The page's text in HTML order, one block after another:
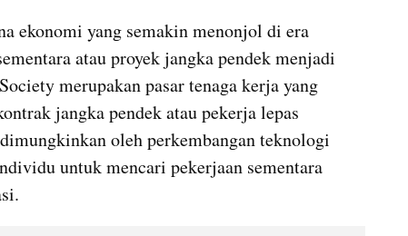
ekonomi yang semakin menonjol di era
atau proyek jangka pendek menjadi
merupakan pasar tenaga kerja yang
jangka pendek atau pekerja lepas
oleh perkembangan teknologi
untuk mencari pekerjaan sementara